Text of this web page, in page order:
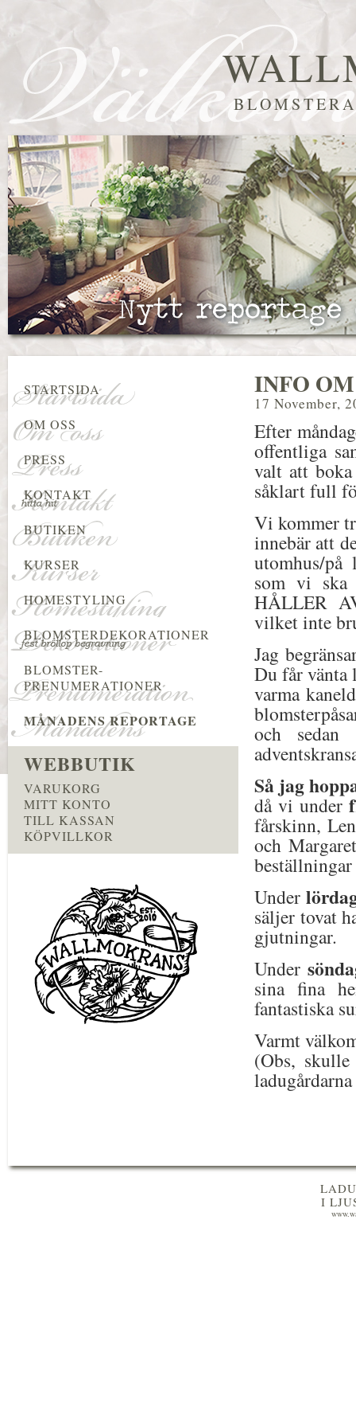
INFO
17 November,
Efter
offentliga
valt att
såklart full
Vi kommer
innebär att
utomhus/
som vi ska
HÅLLER
vilket inte
Jag
Du får vänta
varma
och sedan
Så jag
då vi under
fårskinn,
och
Under
säljer tovat
gjutningar.
Under
sina fina
fantastiska
Varmt
(Obs,
STARTSIDA
OM OSS
PRESS
KONTAKT
BUTIKEN
KURSER
HOMESTYLING
BLOMSTERDEKORATIONER
BLOMSTER-
PRENUMERATIONER
MÅNADENS REPORTAGE
WEBBUTIK
VARUKORG
MITT KONTO
TILL KASSAN
KÖPVILLKOR
I